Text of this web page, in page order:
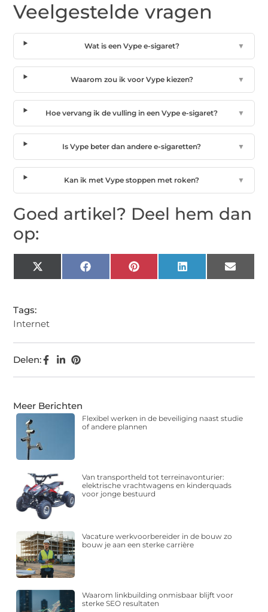
Veelgestelde vragen
Wat is een Vype e-sigaret? ▼
Waarom zou ik voor Vype kiezen? ▼
Hoe vervang ik de vulling in een Vype e-sigaret? ▼
Is Vype beter dan andere e-sigaretten? ▼
Kan ik met Vype stoppen met roken? ▼
Goed artikel? Deel hem dan
op:
X
Facebook Pinterest LinkedIn Email
Tags:
Internet
Delen:
Meer Berichten
Flexibel werken in de beveiliging naast studie
of andere plannen
Van transportheld tot terreinavonturier:
elektrische vrachtwagens en kinderquads
voor jonge bestuurd
Vacature werkvoorbereider in de bouw zo
bouw je aan een sterke carrière
Waarom linkbuilding onmisbaar blijft voor
sterke SEO resultaten